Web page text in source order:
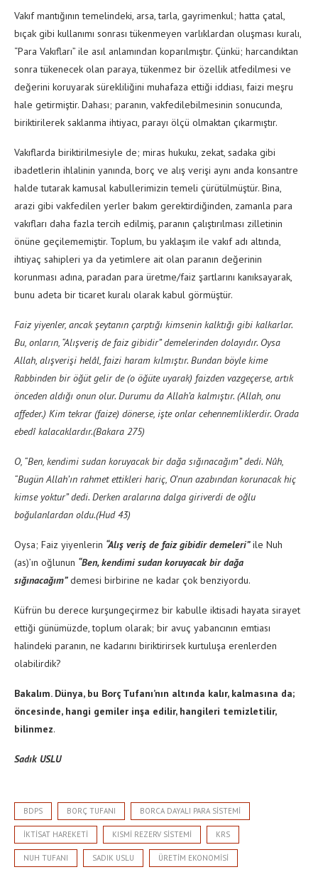
Vakıf mantığının temelindeki, arsa, tarla, gayrimenkul; hatta çatal,
bıçak gibi kullanımı sonrası tükenmeyen varlıklardan oluşması kuralı,
“Para Vakıfları” ile asıl anlamından koparılmıştır. Çünkü; harcandıktan
sonra tükenecek olan paraya, tükenmez bir özellik atfedilmesi ve
değerini koruyarak sürekliliğini muhafaza ettiği iddiası, faizi meşru
hale getirmiştir. Dahası; paranın, vakfedilebilmesinin sonucunda,
biriktirilerek saklanma ihtiyacı, parayı ölçü olmaktan çıkarmıştır.
Vakıflarda biriktirilmesiyle de; miras hukuku, zekat, sadaka gibi
ibadetlerin ihlalinin yanında, borç ve alış verişi aynı anda konsantre
halde tutarak kamusal kabullerimizin temeli çürütülmüştür. Bina,
arazi gibi vakfedilen yerler bakım gerektirdiğinden, zamanla para
vakıfları daha fazla tercih edilmiş, paranın çalıştırılması zilletinin
önüne geçilememiştir. Toplum, bu yaklaşım ile vakıf adı altında,
ihtiyaç sahipleri ya da yetimlere ait olan paranın değerinin
korunması adına, paradan para üretme/faiz şartlarını kanıksayarak,
bunu adeta bir ticaret kuralı olarak kabul görmüştür.
Faiz yiyenler, ancak şeytanın çarptığı kimsenin kalktığı gibi kalkarlar.
Bu, onların, “Alışveriş de faiz gibidir” demelerinden dolayıdır. Oysa
Allah, alışverişi helâl, faizi haram kılmıştır. Bundan böyle kime
Rabbinden bir öğüt gelir de (o öğüte uyarak) faizden vazgeçerse, artık
önceden aldığı onun olur. Durumu da Allah’a kalmıştır. (Allah, onu
affeder.) Kim tekrar (faize) dönerse, işte onlar cehennemliklerdir. Orada
ebedî kalacaklardır.(Bakara 275)
O, “Ben, kendimi sudan koruyacak bir dağa sığınacağım” dedi. Nûh,
“Bugün Allah’ın rahmet ettikleri hariç, O’nun azabından korunacak hiç
kimse yoktur” dedi. Derken aralarına dalga giriverdi de oğlu
boğulanlardan oldu.(Hud 43)
Oysa; Faiz yiyenlerin “Alış veriş de faiz gibidir demeleri”ile Nuh
(as)’ın oğlunun “Ben, kendimi sudan koruyacak bir dağa
sığınacağım”demesi birbirine ne kadar çok benziyordu.
Küfrün bu derece kurşungeçirmez bir kabulle iktisadi hayata sirayet
ettiği günümüzde, toplum olarak; bir avuç yabancının emtiası
halindeki paranın, ne kadarını biriktirirsek kurtuluşa erenlerden
olabilirdik?
Bakalım. Dünya, bu Borç Tufanı’nın altında kalır, kalmasına da;
öncesinde, hangi gemiler inşa edilir, hangileri temizletilir,
bilinmez.
Sadık USLU
BDPS BORÇ TUFANI BORCA DAYALI PARA SISTEMI
IKTISAT HAREKETI KISMI REZERV SISTEMI KRS
NUH TUFANI SADIK USLU ÜRETIM EKONOMISI